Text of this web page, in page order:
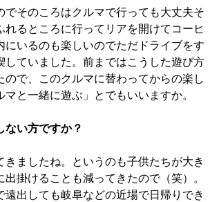
でそのころはクルマで行っても大丈夫そ
れるところに行ってリアを開けてコーヒ
にいるのも楽しいのでただドライブをす
していました。前まではこうした遊び方
ので、このクルマに替わってからの楽し
と一緒に遊ぶ」とでもいいますか。
い方ですか？
きましたね。というのも子供たちが大き
出掛けることも減ってきたので（笑）。
遠出しても岐阜などの近場で日帰りでき